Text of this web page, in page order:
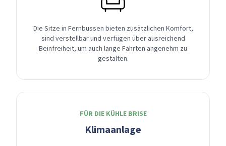
Die Sitze in Fernbussen bieten zusätzlichen Komfort,
sind verstellbar und verfügen über ausreichend
Beinfreiheit, um auch lange Fahrten angenehm zu
gestalten.
FÜR DIE KÜHLE BRISE
Klimaanlage